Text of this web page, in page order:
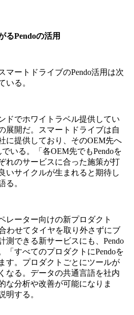
るPendoの活用
ートドライブのPendo活用は次
いる。
ドでホワイトラベル提供してい
展開だ。スマートドライブは自
に提供しており、そのOEM先へ
いる。「各OEM先でもPendoを
れのサービスに合った施策が打
いサイクルが生まれると期待し
る。
ーター向けの新プロダクト
わせてタイヤを取り外さずにブ
測できる新サービスにも、Pendo
「すべてのプロダクトにPendoを
す。プロダクトごとにツールが
なる。データの共通言語を社内
な分析や改善が可能になりま
明する。